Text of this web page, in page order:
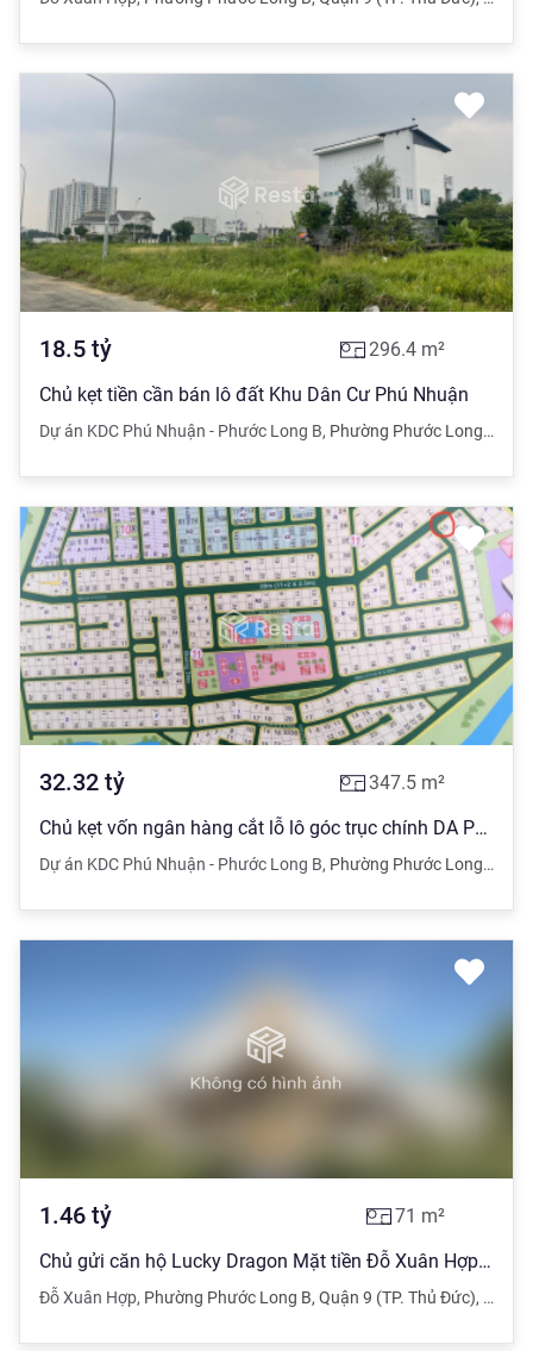
18.5 tỷ 296.4 m²
Chủ kẹt tiền cần bán lô đất Khu Dân Cư Phú Nhuận
Dự án KDC Phú Nhuận - Phước Long B, Phường Phước Long B
32.32 tỷ 347.5 m²
Chủ kẹt vốn ngân hàng cắt lỗ lô góc trục chính DA Phú Nhuận, cam kết rẻ nhất trên trục chính dự án
Dự án KDC Phú Nhuận - Phước Long B, Phường Phước Long B
1.46 tỷ 71 m²
Chủ gửi căn hộ Lucky Dragon Mặt tiền Đỗ Xuân Hợp Căn góc 71m2 2PN 2WC
Đỗ Xuân Hợp, Phường Phước Long B, Quận 9 (TP. Thủ Đức),